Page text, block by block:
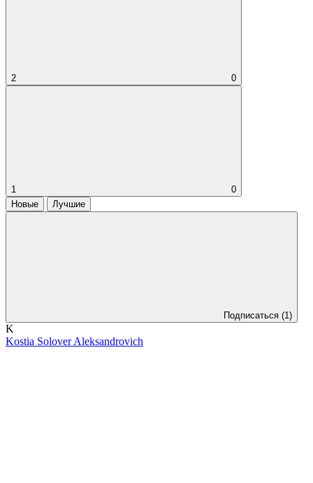
2 0
1
0
Новые
Лучшие
Подписаться (1)
K
Kostia Solover Aleksandrovich